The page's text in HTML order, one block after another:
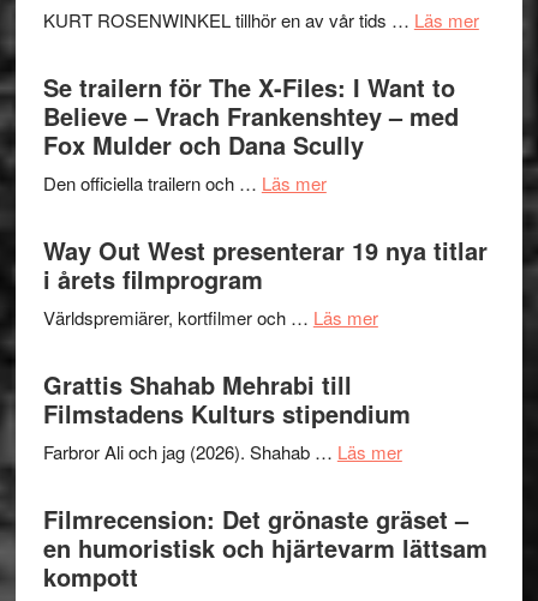
Folkets
–
en
KURT ROSENWINKEL tillhör en av vår tids … Läs merom
Se trailern för The X-Files: I Want to
Believe – Vrach Frankenshtey – med
Fox Mulder och Dana Scully
Den officiella trailern och … Läs merom
trailern
för
X-
I
Want
to
Believe
Vrach
Frankenshtey
Way Out West presenterar 19 nya titlar
i årets filmprogram
Världspremiärer, kortfilmer och … Läs merom
presenterar
19
titlar
i
Grattis Shahab Mehrabi till
Filmstadens Kulturs stipendium
Farbror Ali och jag (2026). Shahab … Läs merom
Shahab
Mehrabi
till
Filmrecension: Det grönaste gräset –
en humoristisk och hjärtevarm lättsam
kompott